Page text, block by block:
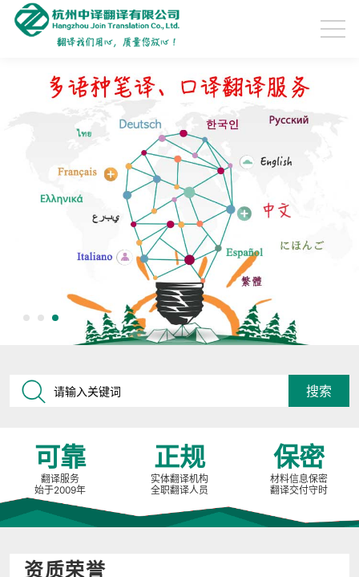
可靠
翻译服务
始于2009年
正规
实体翻译机构
全职翻译人员
保密
材料信息保密
翻译交付守时
资质荣誉